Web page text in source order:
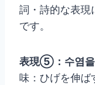
詞・詩的な表現
です。
表現⑤：수염을
味：ひげを伸ば